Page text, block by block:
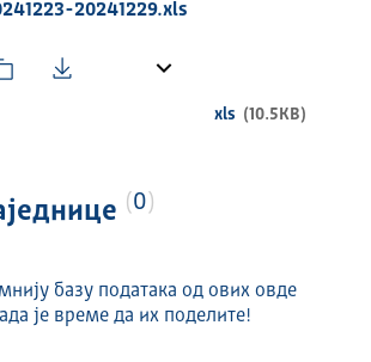
20241229.xls
xls (10.5KB)
0
базу података од ових овде
је време да их поделите!